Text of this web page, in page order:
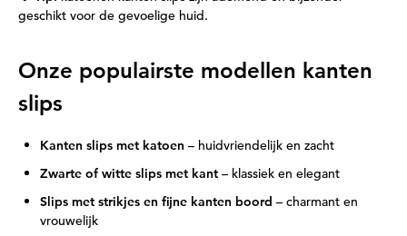
geschikt voor de gevoelige huid.
Onze populairste modellen kanten
slips
Kanten slips met katoen – huidvriendelijk en zacht
Zwarte of witte slips met kant – klassiek en elegant
Slips met strikjes en fijne kanten boord – charmant en
vrouwelijk